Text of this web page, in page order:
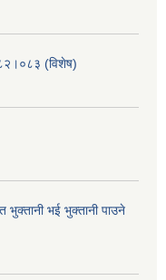
(विशेष)
भुक्तानी भई भुक्तानी पाउने